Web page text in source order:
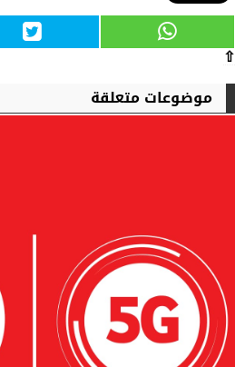
⇧
موضوعات متعلقة